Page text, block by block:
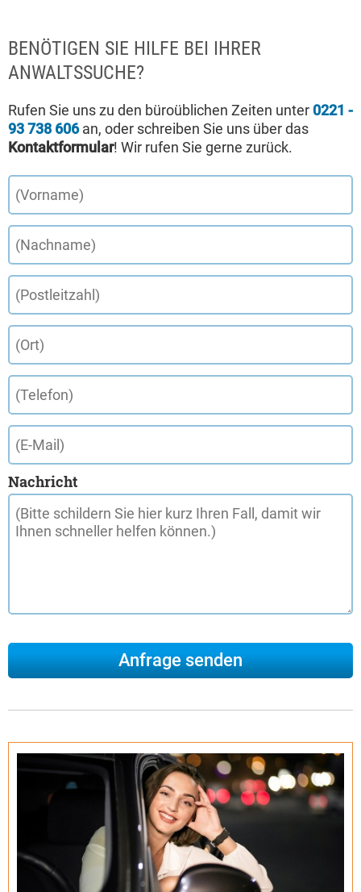
BENÖTIGEN SIE HILFE BEI IHRER
ANWALTSSUCHE?
Rufen Sie uns zu den büroüblichen Zeiten unter 0221 -
93 738 606an, oder schreiben Sie uns über das
Kontaktformular! Wir rufen Sie gerne zurück.
Nachricht